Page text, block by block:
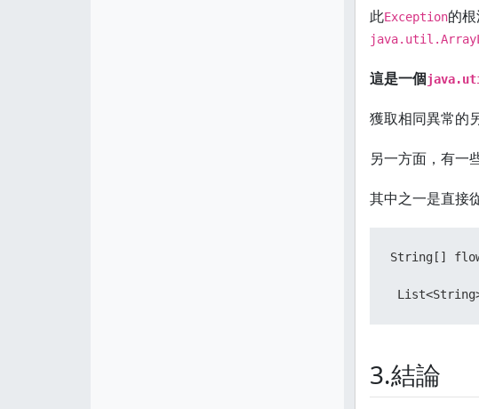
此Exception的
這是一個
獲取相同異常的
另一方面，有一
其中之一是直接
String[]
3.結論